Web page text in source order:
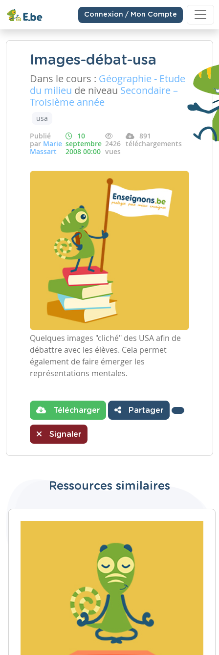
Connexion / Mon Compte
Images-débat-usa
Dans le cours : Géographie - Etude
du milieu de niveau Secondaire –
Troisième année
usa
Publié
par Marie
Massart
10
septembre
2008 00:00
2426
vues
891
téléchargements
Quelques images "cliché" des USA afin de
débattre avec les élèves. Cela permet
également de faire émerger les
représentations mentales.
Télécharger Partager
Signaler
Ressources similaires